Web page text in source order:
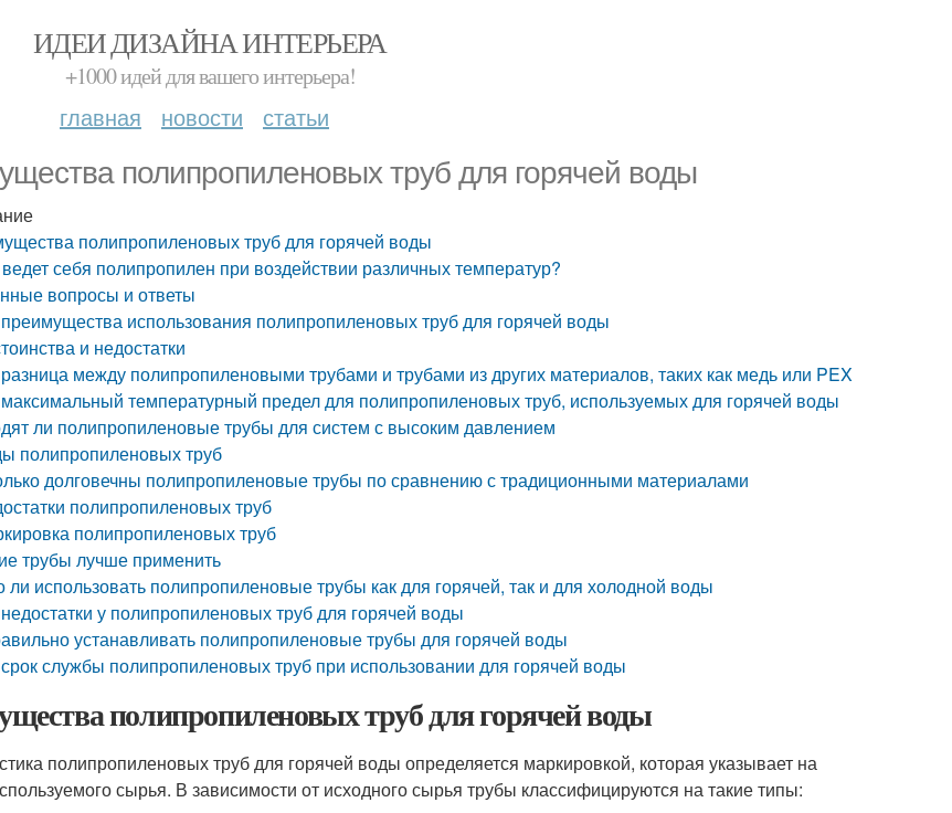
ИДЕИ ДИЗАЙНА ИНТЕРЬЕРА
+1000 идей для вашего интерьера!
главная новости статьи
полипропиленовых труб для горячей воды
полипропиленовых труб для горячей воды
себя полипропилен при воздействии различных температур?
вопросы и ответы
использования полипропиленовых труб для горячей воды
и недостатки
между полипропиленовыми трубами и трубами из других материалов, таких как медь или PEX
температурный предел для полипропиленовых труб, используемых для горячей воды
ли полипропиленовые трубы для систем с высоким давлением
полипропиленовых труб
долговечны полипропиленовые трубы по сравнению с традиционными материалами
полипропиленовых труб
полипропиленовых труб
трубы лучше применить
использовать полипропиленовые трубы как для горячей, так и для холодной воды
у полипропиленовых труб для горячей воды
устанавливать полипропиленовые трубы для горячей воды
службы полипропиленовых труб при использовании для горячей воды
полипропиленовых труб для горячей воды
полипропиленовых труб для горячей воды определяется маркировкой, которая указывает на
сырья. В зависимости от исходного сырья трубы классифицируются на такие типы: